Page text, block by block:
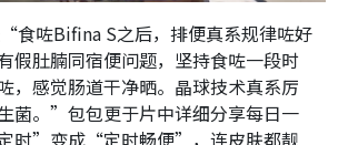
食咗Bifina S之后，排便真系规律咗好
假肚腩同宿便问题，坚持食咗一段时
，感觉肠道干净晒。晶球技术真系厉
菌。”包包更于片中详细分享每日一